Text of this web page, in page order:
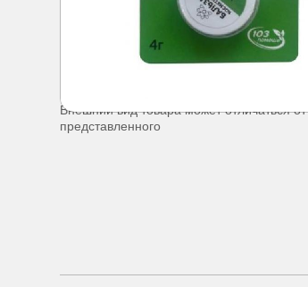
Внешний вид товара может отличаться от
представленного